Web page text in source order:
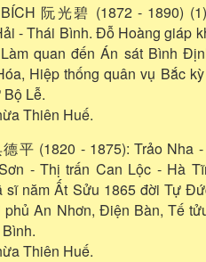
阮光碧 (1872 - 1890)
- Thái Bình. Đỗ Hoàng giáp
quan đến Án sát Bình
Hiệp thống quân vụ Bắc
Lễ.
Thiên Huế.
平 (1820 - 1875): Trảo Nha
- Thị trấn Can Lộc - Hà
sĩ năm Ất Sửu 1865 đời Tự
phủ An Nhơn, Điện Bàn, Tế
Thiên Huế.